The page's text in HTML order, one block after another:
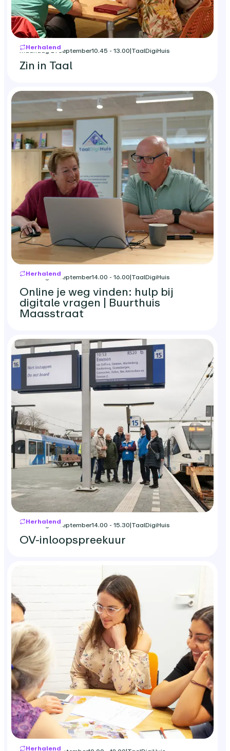
Herhalend
maandag 21 september10.45 - 13.00|TaalDigiHuis
Zin in Taal
Herhalend
maandag 21 september14.00 - 16.00|TaalDigiHuis
Online je weg vinden: hulp bij
digitale vragen | Buurthuis
Maasstraat
Herhalend
maandag 21 september14.00 - 15.30|TaalDigiHuis
OV-inloopspreekuur
Herhalend